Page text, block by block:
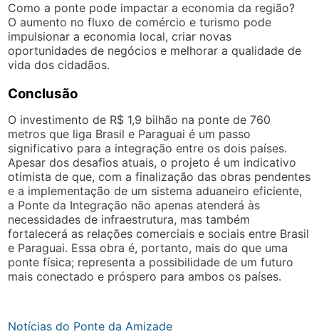
Como a ponte pode impactar a economia da região?
O aumento no fluxo de comércio e turismo pode
impulsionar a economia local, criar novas
oportunidades de negócios e melhorar a qualidade de
vida dos cidadãos.
Conclusão
O investimento de R$ 1,9 bilhão na ponte de 760
metros que liga Brasil e Paraguai é um passo
significativo para a integração entre os dois países.
Apesar dos desafios atuais, o projeto é um indicativo
otimista de que, com a finalização das obras pendentes
e a implementação de um sistema aduaneiro eficiente,
a Ponte da Integração não apenas atenderá às
necessidades de infraestrutura, mas também
fortalecerá as relações comerciais e sociais entre Brasil
e Paraguai. Essa obra é, portanto, mais do que uma
ponte física; representa a possibilidade de um futuro
mais conectado e próspero para ambos os países.
Notícias do Ponte da Amizade